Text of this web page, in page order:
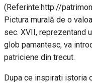
(Referinte:http://
Pictura murală de o
sec. XVII, reprezentand
glob pamantesc, va
patriciene din trecut.
Dupa ce inspirati istoria